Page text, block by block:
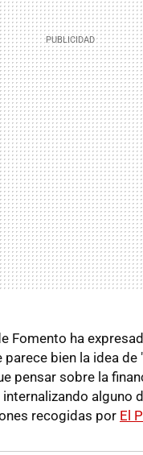
Fomento ha
parece bien la idea de
pensar sobre la
alguno
recogidas por El